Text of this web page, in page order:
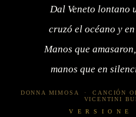
Dal Veneto lontano
cruzó el océano y
Manos que
manos que en
DONNA MIMOSA · CANCIÓN
VICENTINI
V E R S I O N E